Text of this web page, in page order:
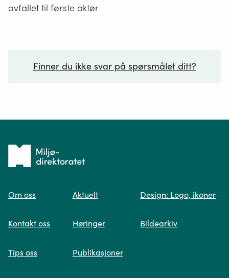
avfallet til første aktør
Finner du ikke svar på spørsmålet ditt?
Spør oss
søk og viser deg vår mest relevante
Tilbake
forsiden
Om oss
Kontakt oss
Tips oss
Aktuelt
Høringer
Publikasjoner
Design: Logo, ikoner
Bildearkiv